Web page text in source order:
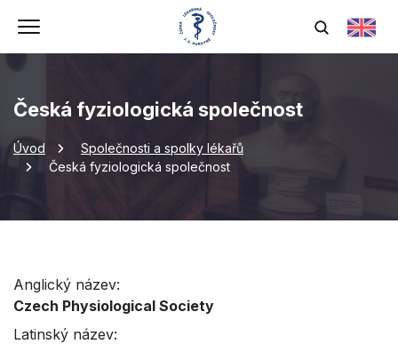
Česká fyziologická společnost
Úvod
Společnosti a spolky lékařů
Česká fyziologická společnost
Anglický název:
Czech Physiological Society
Latinský název: